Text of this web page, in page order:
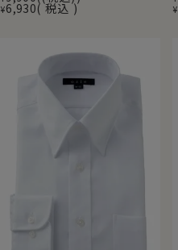
¥6,930 税込 ¥